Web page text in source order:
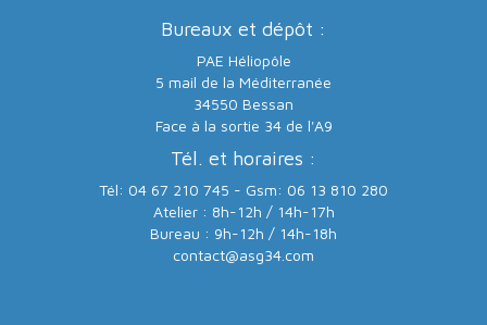
Bureaux et dépôt :
PAE Héliopôle
5 mail de la Méditerranée
34550 Bessan
Face à la sortie 34 de l'A9
Tél. et horaires :
Tél: 04 67 210 745 - Gsm: 06 13 810 280
Atelier : 8h-12h / 14h-17h
Bureau : 9h-12h / 14h-18h
contact@asg34.com